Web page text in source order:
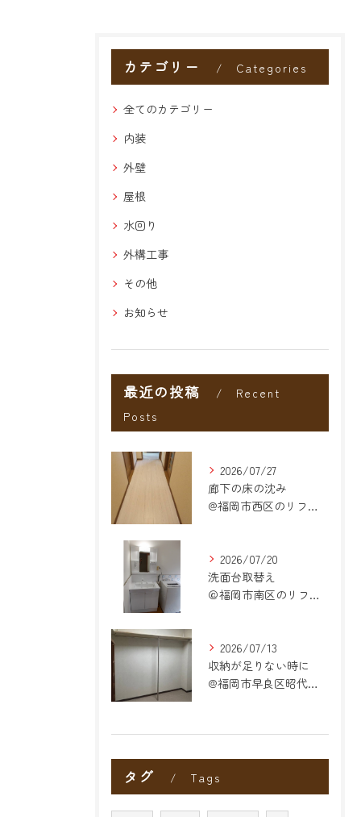
カテゴリー Categories
全てのカテゴリー
内装
外壁
屋根
水回り
外構工事
その他
お知らせ
最近の投稿
Recent
Posts
2026/07/27
廊下の床の沈み
@福岡市西区のリフォーム
2026/07/20
洗面台取替え
＠福岡市南区のリフォーム
2026/07/13
収納が足りない時に
@福岡市早良区昭代のリフォーム
タグ Tags